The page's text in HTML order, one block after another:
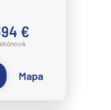
€
Mapa